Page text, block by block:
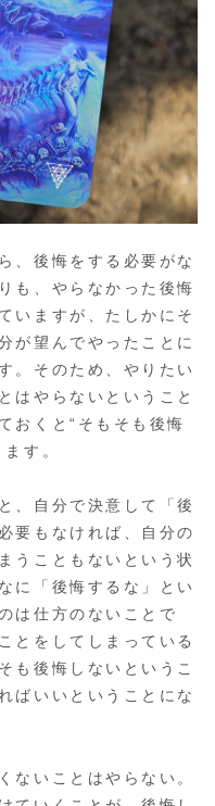
、後悔をする必要がな
も、やらなかった後悔
いますが、たしかにそ
が望んでやったことに
。そのため、やりたい
はやらないということ
おくと“そもそも後悔
す。
、自分で決意して「後
要もなければ、自分の
うこともないという状
に「後悔するな」とい
は仕方のないことで
とをしてしまっている
も後悔しないというこ
ばいいということにな
ないことはやらない。